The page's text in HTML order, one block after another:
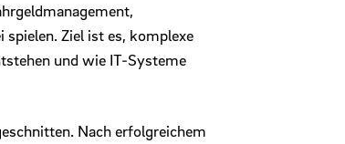
Ziel ist es, komplexe
und wie IT-Systeme
Nach erfolgreichem